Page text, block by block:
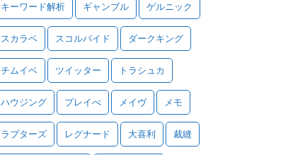
キーワード解析 ギャンブル ゲルニック
スカラベ スコルパイド ダークキング
チムイベ ツイッター トラシュカ
ハウジング プレイべ メイヴ メモ
ラプターズ レグナード 大喜利 裁縫